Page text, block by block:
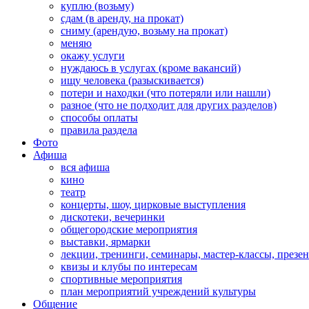
куплю (возьму)
сдам (в аренду, на прокат)
сниму (арендую, возьму на прокат)
меняю
окажу услуги
нуждаюсь в услугах (кроме вакансий)
ищу человека (разыскивается)
потери и находки (что потеряли или нашли)
разное (что не подходит для других разделов)
способы оплаты
правила раздела
Фото
Афиша
вся афиша
кино
театр
концерты, шоу, цирковые выступления
дискотеки, вечеринки
общегородские мероприятия
выставки, ярмарки
лекции, тренинги, семинары, мастер-классы,
квизы и клубы по интересам
спортивные мероприятия
план мероприятий учреждений культуры
Общение